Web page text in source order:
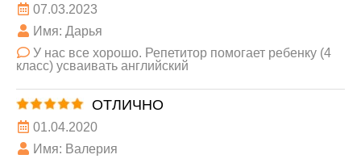
07.03.2023
Имя: Дарья
У нас все хорошо. Репетитор помогает ребенку (4
класс) усваивать английский
ОТЛИЧНО
01.04.2020
Имя: Валерия